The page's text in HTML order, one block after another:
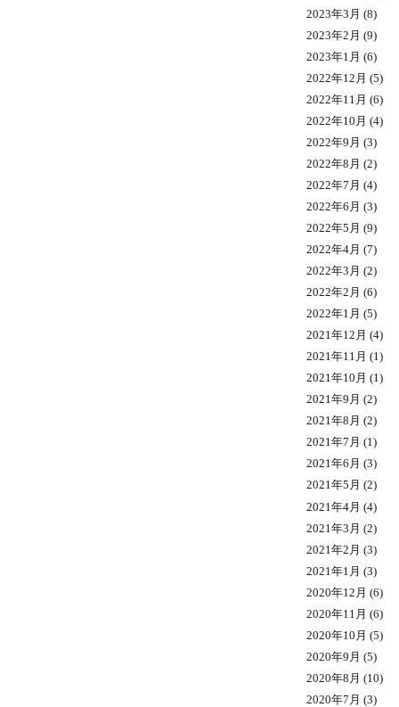
2023年3月 (8)
2023年2月 (9)
2023年1月 (6)
2022年12月 (5)
2022年11月 (6)
2022年10月 (4)
2022年9月 (3)
2022年8月 (2)
2022年7月 (4)
2022年6月 (3)
2022年5月 (9)
2022年4月 (7)
2022年3月 (2)
2022年2月 (6)
2022年1月 (5)
2021年12月 (4)
2021年11月 (1)
2021年10月 (1)
2021年9月 (2)
2021年8月 (2)
2021年7月 (1)
2021年6月 (3)
2021年5月 (2)
2021年4月 (4)
2021年3月 (2)
2021年2月 (3)
2021年1月 (3)
2020年12月 (6)
2020年11月 (6)
2020年10月 (5)
2020年9月 (5)
2020年8月 (10)
2020年7月 (3)